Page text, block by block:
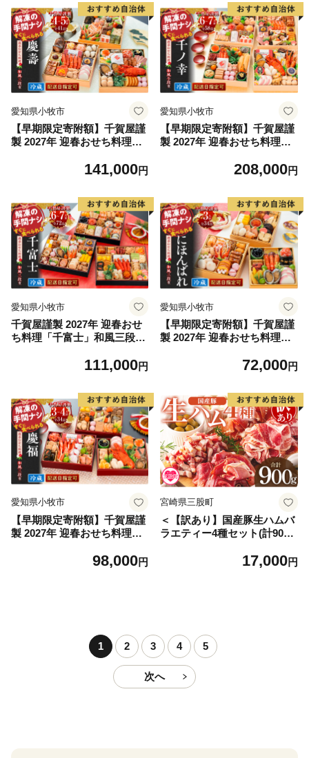
愛知県小牧市
【早期限定寄附額】千賀屋謹
製 2027年 迎春おせち料理
前 全41品 冷蔵おせち おせち
おせち 人気 新春
141,000円
愛知県小牧市
【早期限定寄附額】千賀屋謹
製 2027年 迎春おせち料理
人前 全58品 冷蔵 おせち 2027
ち 人気 新春
208,000円
愛知県小牧市
千賀屋謹製 2027年 迎春おせ
ち料理「千富士」和風三段重
111,000円
愛知県小牧市
【早期限定寄附額】千賀屋謹
製 2027年 迎春おせち料理
人前 全34品 冷蔵 おせち 2027
ち 人気 新春
72,000円
愛知県小牧市
【早期限定寄附額】千賀屋謹
製 2027年 迎春おせち料理
98,000円
宮崎県三股町
＜【訳あり】国産豚生ハムバ
ラエティー4種セット(計900
肩肉 生ハム スライス 切り落
17,000円
1 2 3 4 5
次へ